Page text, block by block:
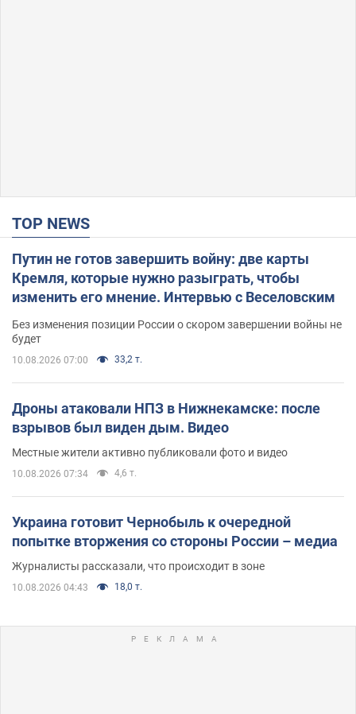
TOP NEWS
Путин не готов завершить войну: две карты
Кремля, которые нужно разыграть, чтобы
изменить его мнение. Интервью с Веселовским
Без изменения позиции России о скором завершении войны не
будет
10.08.2026 07:00 33,2 т.
Дроны атаковали НПЗ в Нижнекамске: после
взрывов был виден дым. Видео
Местные жители активно публиковали фото и видео
10.08.2026 07:34 4,6 т.
Украина готовит Чернобыль к очередной
попытке вторжения со стороны России – медиа
Журналисты рассказали, что происходит в зоне
10.08.2026 04:43 18,0 т.